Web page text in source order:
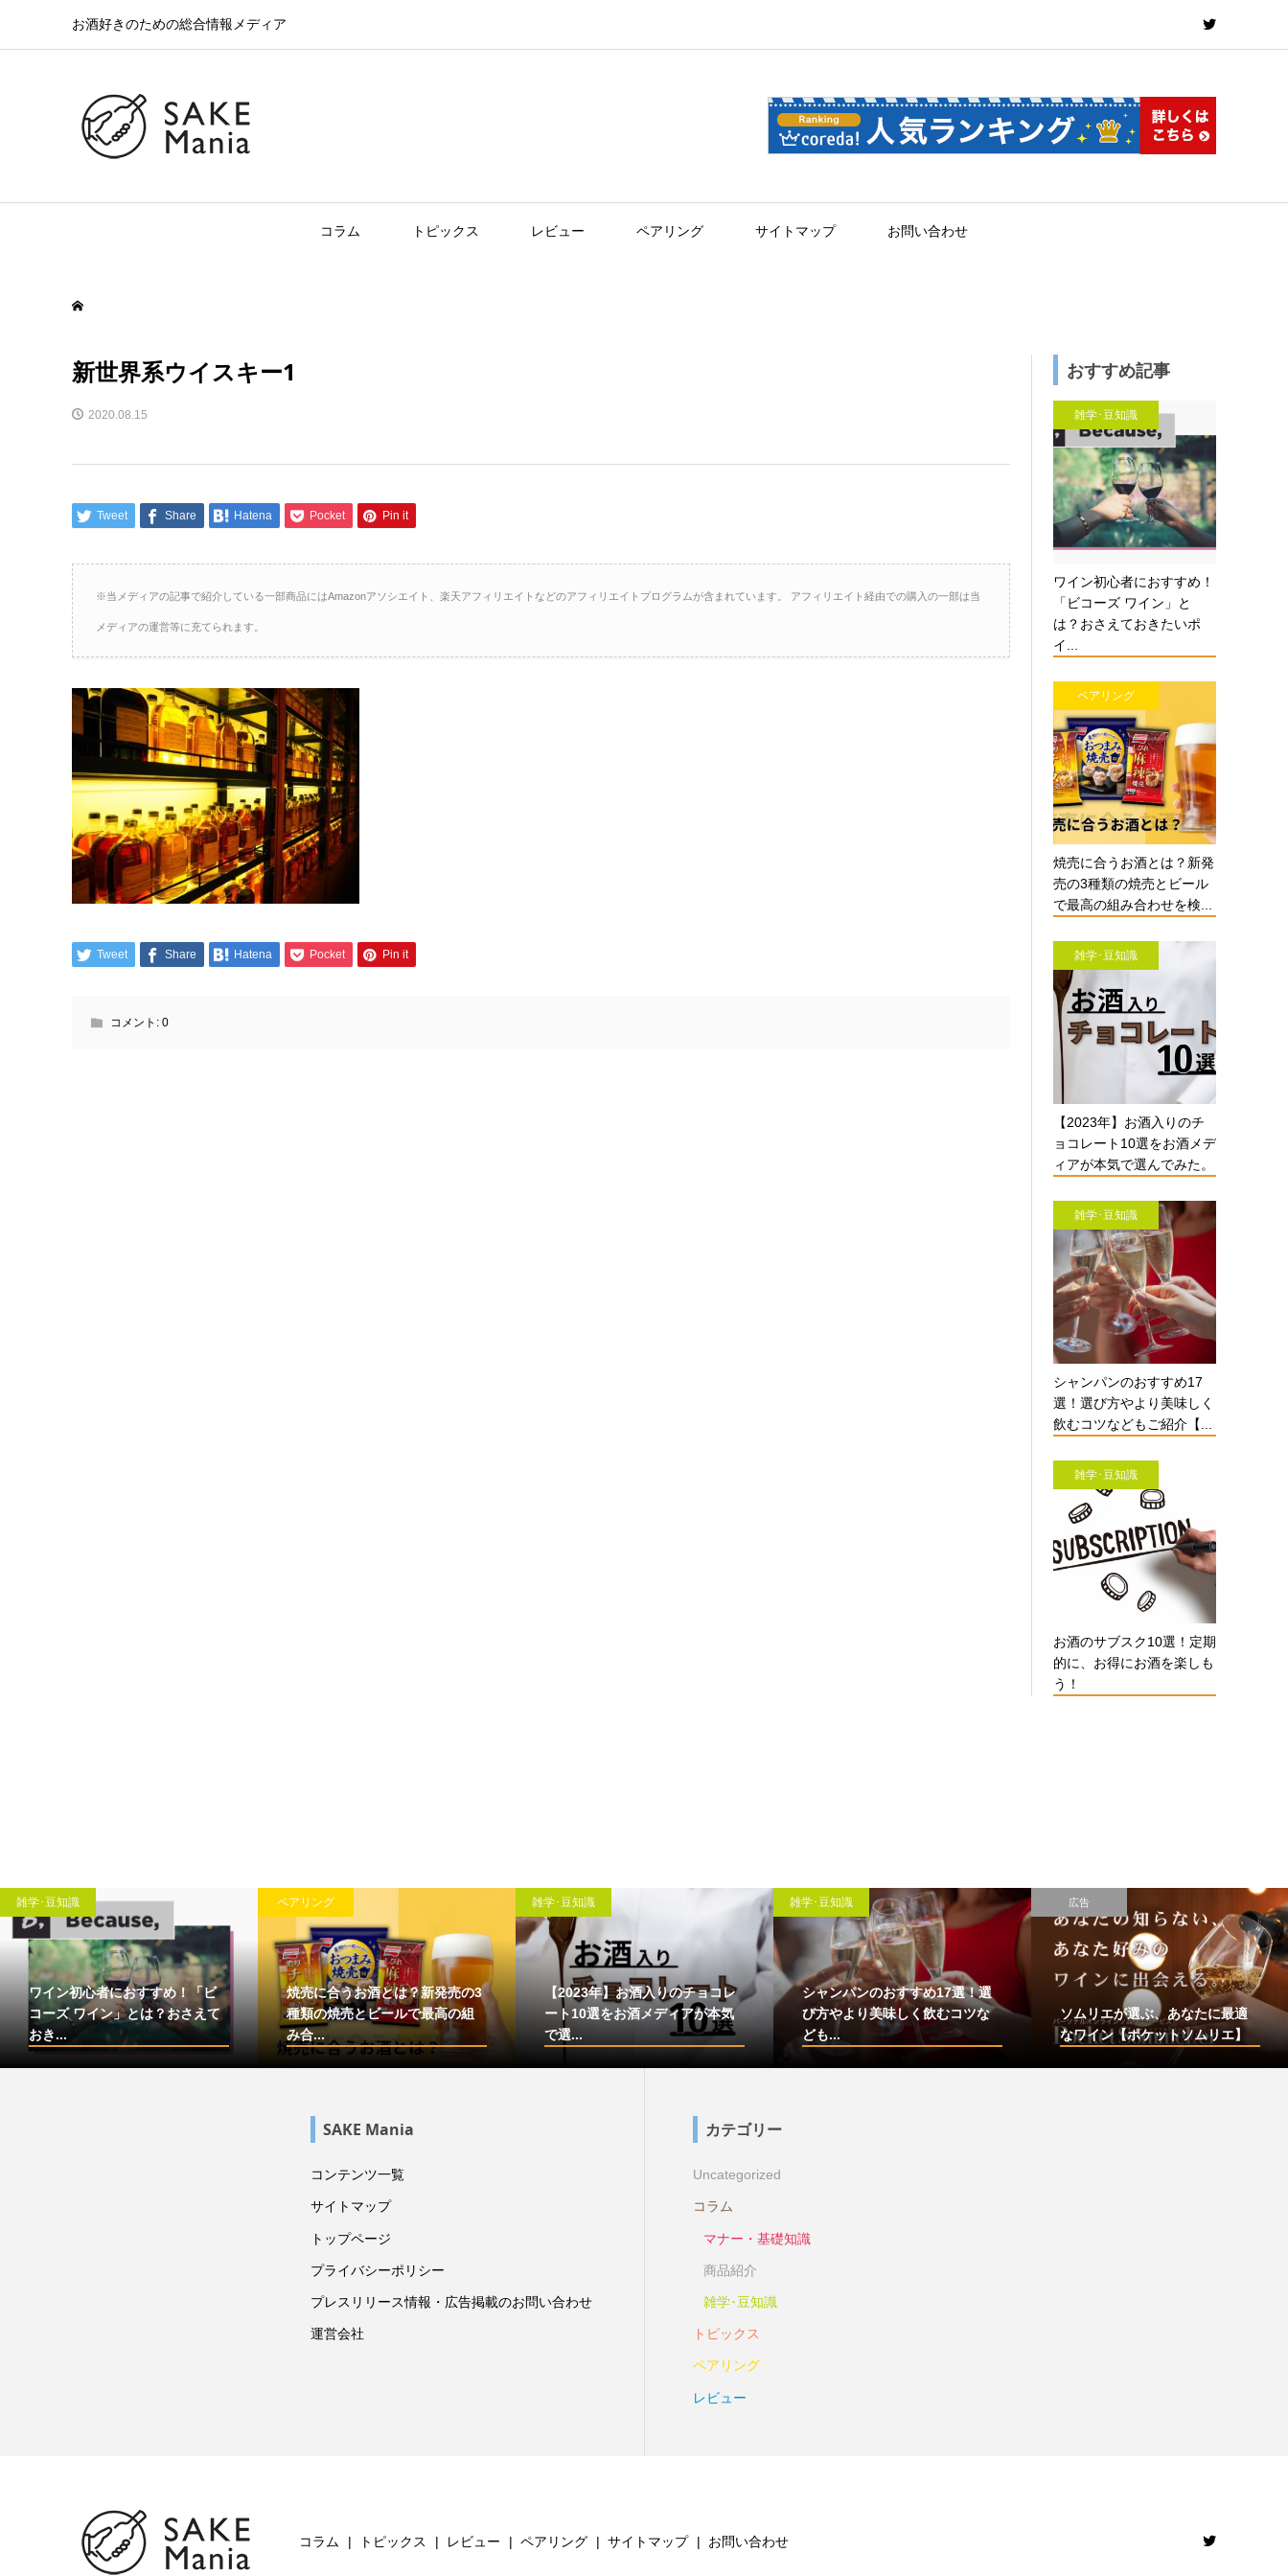
お酒好きのための総合情報メディア
コラム トピックス レビュー ペアリング サイトマップ お問い合わせ
新世界系ウイスキー1
2020.08.15
Tweet Share Hatena Pocket Pin it
※当メディアの記事で紹介している一部商品にはAmazonアソシエイト、楽天アフィリエイトなどのアフィリエイトプログラムが含まれています。 アフィリエイト経由での購入の一部は当
メディアの運営等に充てられます。
Tweet Share Hatena Pocket Pin it
コメント: 0
おすすめ記事
雑学･豆知識
ワイン初心者におすすめ！
「ビコーズ ワイン」と
は？おさえておきたいポ
イ...
ペアリング
焼売に合うお酒とは？新発
売の3種類の焼売とビール
で最高の組み合わせを検...
雑学･豆知識
【2023年】お酒入りのチ
ョコレート10選をお酒メデ
ィアが本気で選んでみた。
雑学･豆知識
シャンパンのおすすめ17
選！選び方やより美味しく
飲むコツなどもご紹介【...
雑学･豆知識
お酒のサブスク10選！定期
的に、お得にお酒を楽しも
う！
雑学･豆知識
ワイン初心者におすすめ！「ビ
コーズ ワイン」とは？おさえて
おき...
ペアリング
焼売に合うお酒とは？新発売の3
種類の焼売とビールで最高の組
み合...
雑学･豆知識
【2023年】お酒入りのチョコレ
ート10選をお酒メディアが本気
で選...
雑学･豆知識
シャンパンのおすすめ17選！選
び方やより美味しく飲むコツな
ども...
広告
ソムリエが選ぶ、あなたに最適
なワイン【ポケットソムリエ】
SAKE Mania
コンテンツ一覧
サイトマップ
トップページ
プライバシーポリシー
プレスリリース情報・広告掲載のお問い合わせ
運営会社
カテゴリー
Uncategorized
コラム
マナー・基礎知識
商品紹介
雑学･豆知識
トピックス
ペアリング
レビュー
コラム トピックス レビュー ペアリング サイトマップ お問い合わせ